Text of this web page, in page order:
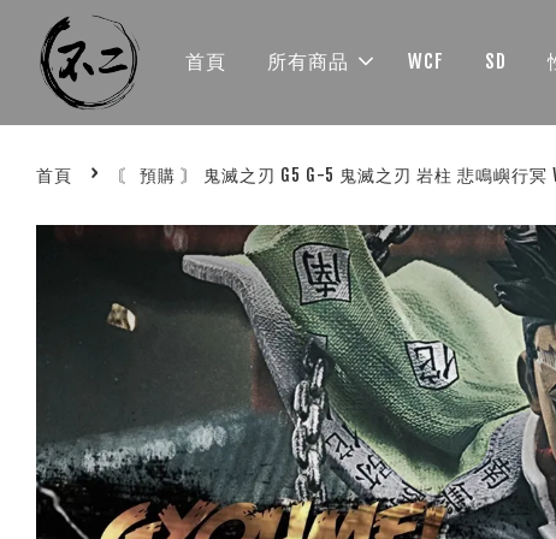
首頁 所有商品 WCF SD
首頁 › 〘 預購 〙 鬼滅之刃 G5 G-5 鬼滅之刃 岩柱 悲鳴嶼行冥